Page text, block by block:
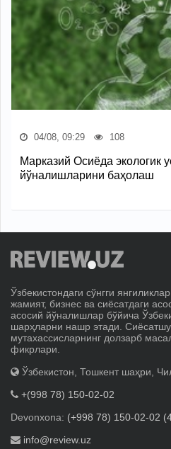
04/08, 09:29 108
Марказий Осиёда экологик
йўналишларини баҳолаш
Ўзбекистондаги сўнгги
жамият, бизнес ва сиёсатдаги
асосий йўналишлар бўйича
шарҳларни нашр этади.
мутахассисларнинг долзарб
фикрлари.
Ўзбекистон, Тошкент шаҳри,
+(998 78) 150-02-02
Devonxona: (+998 78) 150-02-02
info@review.uz